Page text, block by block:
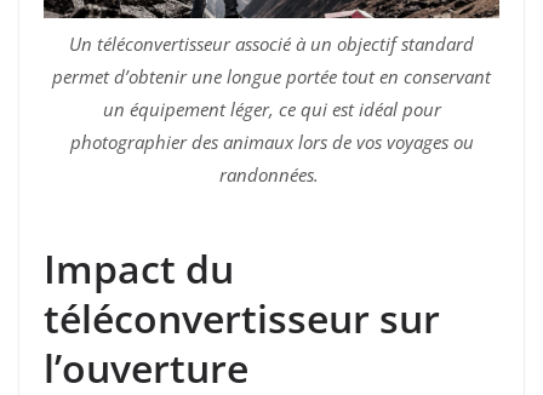
Un téléconvertisseur associé à un objectif standard
permet d’obtenir une longue portée tout en conservant
un équipement léger, ce qui est idéal pour
photographier des animaux lors de vos voyages ou
randonnées.
Impact du
téléconvertisseur sur
l’ouverture